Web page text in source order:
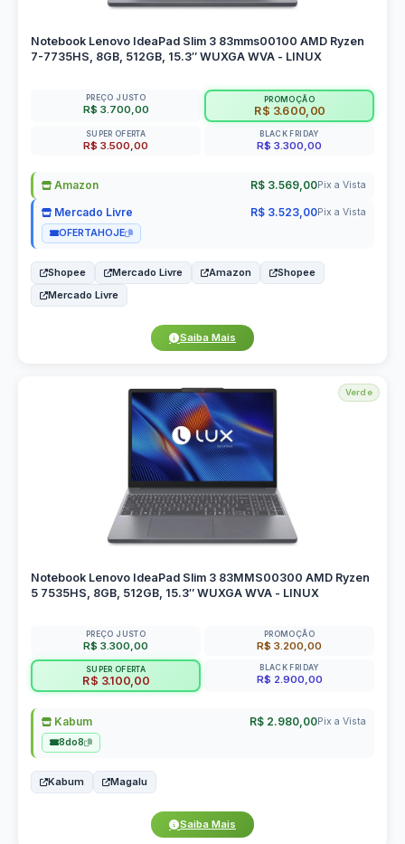
Notebook Lenovo IdeaPad Slim 3 83mms00100 AMD Ryzen
7-7735HS, 8GB, 512GB, 15.3″ WUXGA WVA - LINUX
PREÇO JUSTO
R$ 3.700,00
PROMOÇÃO
R$ 3.600,00
SUPER OFERTA
R$ 3.500,00
BLACK FRIDAY
R$ 3.300,00
Amazon R$ 3.569,00Pix a Vista
Mercado Livre R$ 3.523,00Pix a Vista
OFERTAHOJE
Shopee Mercado Livre Amazon
Shopee
Mercado Livre
Saiba Mais
Verde
Notebook Lenovo IdeaPad Slim 3 83MMS00300 AMD Ryzen
5 7535HS, 8GB, 512GB, 15.3″ WUXGA WVA - LINUX
PREÇO JUSTO
R$ 3.300,00
PROMOÇÃO
R$ 3.200,00
SUPER OFERTA
R$ 3.100,00
BLACK FRIDAY
R$ 2.900,00
Kabum R$ 2.980,00Pix a Vista
8do8
Kabum Magalu
Saiba Mais